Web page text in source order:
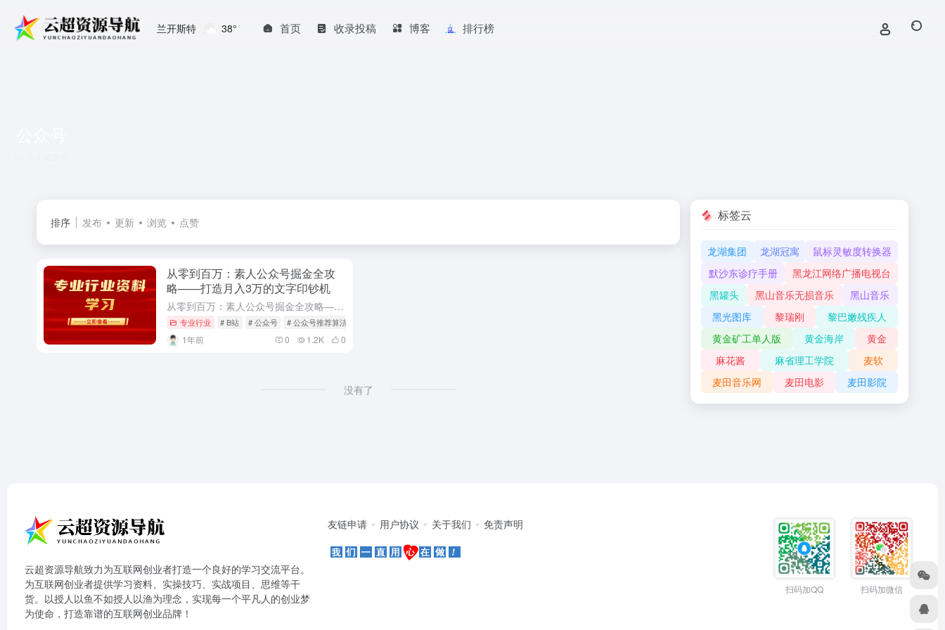
兰开斯特 38° 首页 收录投稿 博客 排行榜
排序 发布 更新 浏览 点赞
从零到百万：素人公众号掘金全攻
略——打造月入3万的文字印钞机
从零到百万：素人公众号掘金全攻略——打造月入3万的文字印钞机 在信息过载的时代，公众号依然是离钱最近的内容金矿。本课程由操盘多个50万粉变现账号的团队打造，揭秘「0粉丝启动-3个月破万粉-稳定变现」的...
专业行业 # B站 # 公众号 # 公众号推荐算法
1年前 0 1.2K 0
没有了
标签云
龙湖集团 龙湖冠寓
鼠标灵敏度转换器
默沙东诊疗手册
黑龙江网络广播电视台
黑罐头
黑山音乐无损音乐
黑山音乐
黑光图库
黎瑞刚
黎巴嫩残疾人
黄金矿工单人版
黄金海岸
黄金
麻花酱
麻省理工学院
麦软
麦田音乐网
麦田电影 麦田影院
云超资源导航致力为互联网创业者打造一个良好的学习交流平台。
为互联网创业者提供学习资料、实操技巧、实战项目、思维等干
货。以授人以鱼不如授人以渔为理念，实现每一个平凡人的创业梦
为使命，打造靠谱的互联网创业品牌！
友链申请 用户协议 关于我们 免责声明
扫码加QQ 扫码加微信